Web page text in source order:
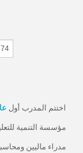
اختتم المدرب أول
مؤسسة التنمية
مدراء ماليين